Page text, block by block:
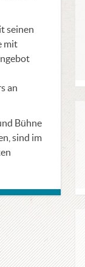
seinen
mit
an
Bühne
sind im